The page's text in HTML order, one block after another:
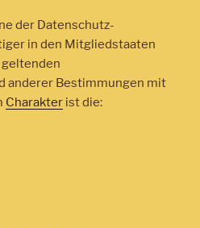
der Datenschutz-
in den Mitgliedstaaten
geltenden
anderer Bestimmungen mit
Charakter ist die: